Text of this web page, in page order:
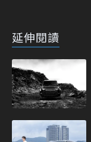
延伸閱讀